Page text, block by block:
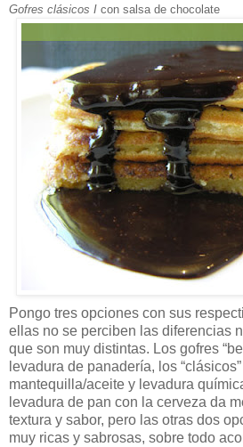
Gofres clásicos I con salsa de chocolate
Pongo tres opciones con sus
ellas no se perciben las diferencias
que son muy distintas. Los gofres
levadura de panadería, los
mantequilla/aceite y levadura
levadura de pan con la cerveza da
textura y sabor, pero las otras dos
muy ricas y sabrosas, sobre todo